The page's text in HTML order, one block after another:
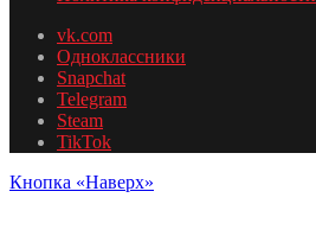
vk.com
Одноклассники
Snapchat
Telegram
Steam
TikTok
Кнопка «Наверх»